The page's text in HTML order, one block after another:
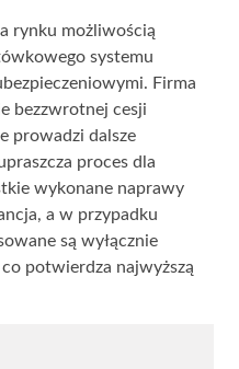
rynku możliwością
systemu
Firma
bezzwrotnej cesji
prowadzi dalsze
proces dla
wykonane naprawy
a w przypadku
są wyłącznie
potwierdza najwyższą